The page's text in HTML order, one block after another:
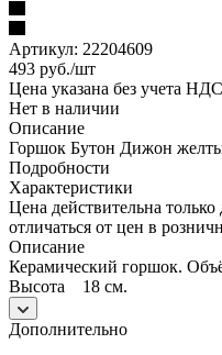
Артикул: 22204609
493 руб./шт
Цена указана без учета НДС
Нет в наличии
Описание
Горшок Бутон Дижон
Подробности
Характеристики
Цена действительна
отличаться от цен в
Описание
Керамический горшок.
Высота 18 см.
Дополнительно